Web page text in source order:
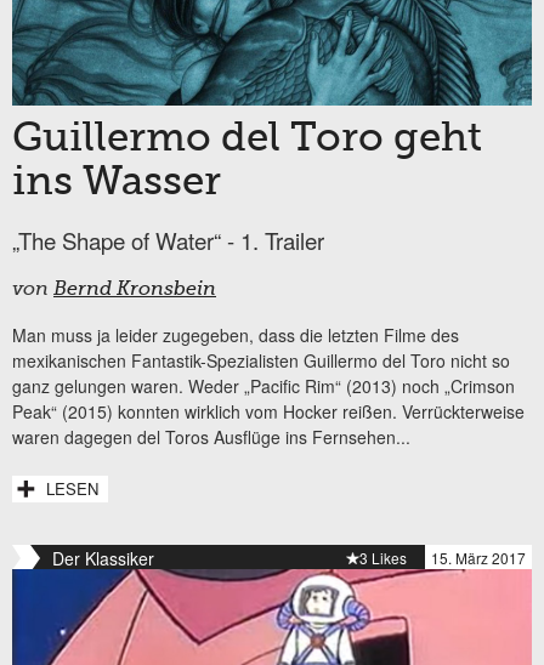
Guillermo del Toro geht
ins Wasser
„The Shape of Water“ - 1. Trailer
von Bernd Kronsbein
Man muss ja leider zugegeben, dass die letzten Filme des
mexikanischen Fantastik-Spezialisten Guillermo del Toro nicht so
ganz gelungen waren. Weder „Pacific Rim“ (2013) noch „Crimson
Peak“ (2015) konnten wirklich vom Hocker reißen. Verrückterweise
waren dagegen del Toros Ausflüge ins Fernsehen...
LESEN
Der Klassiker 15. März 2017
3 Likes